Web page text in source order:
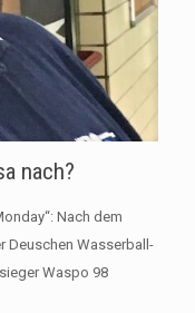
nach?
Nach dem
Deuschen Wasserball-
Waspo 98